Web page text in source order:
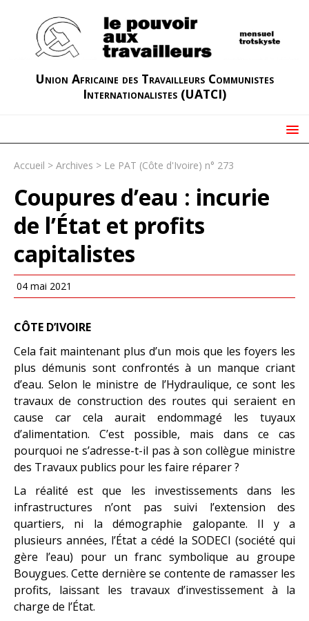
Union Africaine des Travailleurs Communistes
Internationalistes (UATCI)
Accueil > Archives > Le PAT (Côte d'Ivoire) n° 273
Coupures d’eau : incurie
de l’État et profits
capitalistes
04 mai 2021
CÔTE D’IVOIRE
Cela fait maintenant plus d’un mois que les foyers les
plus démunis sont confrontés à un manque criant
d’eau. Selon le ministre de l’Hydraulique, ce sont les
travaux de construction des routes qui seraient en
cause car cela aurait endommagé les tuyaux
d’alimentation. C’est possible, mais dans ce cas
pourquoi ne s’adresse-t-il pas à son collègue ministre
des Travaux publics pour les faire réparer ?
La réalité est que les investissements dans les
infrastructures n’ont pas suivi l’extension des
quartiers, ni la démographie galopante. Il y a
plusieurs années, l’État a cédé la SODECI (société qui
gère l’eau) pour un franc symbolique au groupe
Bouygues. Cette dernière se contente de ramasser les
profits, laissant les travaux d’investissement à la
charge de l’État.